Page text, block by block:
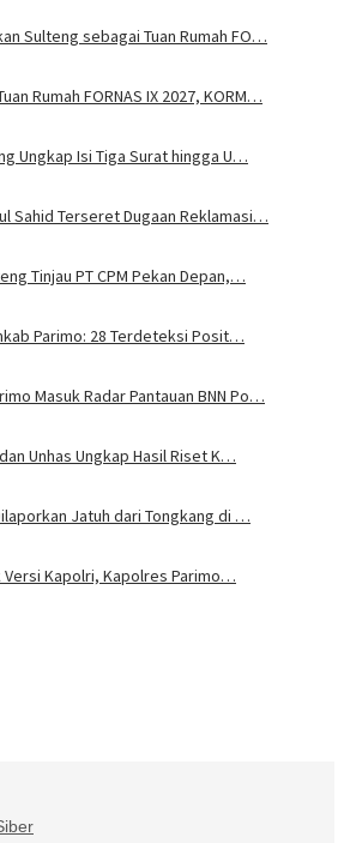
Sulteng sebagai Tuan Rumah FO…
Rumah FORNAS IX 2027, KORM…
Ungkap Isi Tiga Surat hingga U…
Sahid Terseret Dugaan Reklamasi…
Tinjau PT CPM Pekan Depan,…
Parimo: 28 Terdeteksi Posit…
Masuk Radar Pantauan BNN Po…
Unhas Ungkap Hasil Riset K…
Jatuh dari Tongkang di …
Versi Kapolri, Kapolres Parimo…